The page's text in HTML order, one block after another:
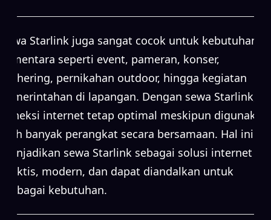
Sewa Starlink juga sangat cocok untuk kebutuhan
sementara seperti event, pameran, konser,
gathering, pernikahan outdoor, hingga kegiatan
pemerintahan di lapangan. Dengan sewa Starlink,
koneksi internet tetap optimal meskipun digunakan
oleh banyak perangkat secara bersamaan. Hal ini
menjadikan sewa Starlink sebagai solusi internet
praktis, modern, dan dapat diandalkan untuk
berbagai kebutuhan.